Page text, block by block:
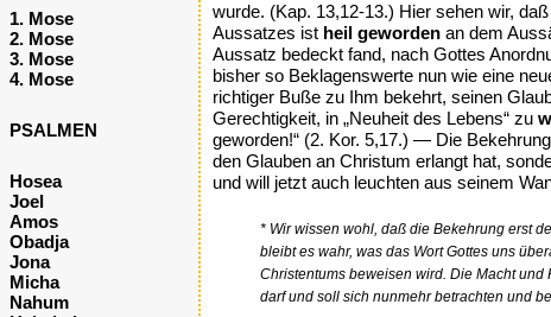
1. Mose
2. Mose
3. Mose
4. Mose
PSALMEN
Hosea
Joel
Amos
Obadja
Jona
Micha
Nahum
wurde. (Kap. 13,12-13.) Hier sehen wir,
Aussatzes ist heil geworden an dem
Aussatz bedeckt fand, nach Gottes
bisher so Beklagenswerte nun wie eine
richtiger Buße zu Ihm bekehrt, seinen
Gerechtigkeit, in „Neuheit des Lebens“ zu
geworden!“ (2. Kor. 5,17.) — Die
den Glauben an Christum erlangt hat,
und will jetzt auch leuchten aus seinem
* Wir wissen wohl, daß die Bekehrung erst
bleibt es wahr, was das Wort Gottes uns
Christentums beweisen wird. Die Macht
darf und soll sich nunmehr betrachten und